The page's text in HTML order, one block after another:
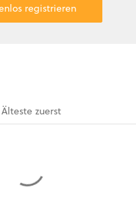
registrieren
Ältestezuerst